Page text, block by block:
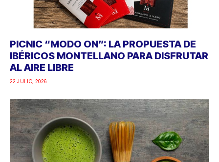
PICNIC “MODO ON”: LA PROPUESTA DE
IBÉRICOS MONTELLANO PARA DISFRUTAR
AL AIRE LIBRE
22 JULIO, 2026